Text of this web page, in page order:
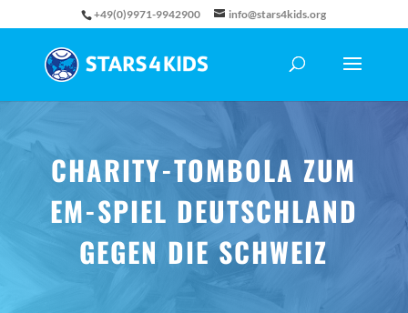
+49(0)9971-9942900 info@stars4kids.org
CHARITY-TOMBOLA ZUM
EM-SPIEL DEUTSCHLAND
GEGEN DIE SCHWEIZ